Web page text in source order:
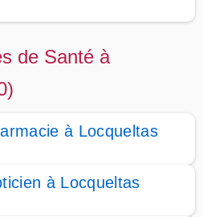
de Santé à
à Locqueltas
à Locqueltas